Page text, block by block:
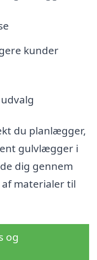
kunder
du planlægger,
gulvlægger i
dig gennem
materialer til
og